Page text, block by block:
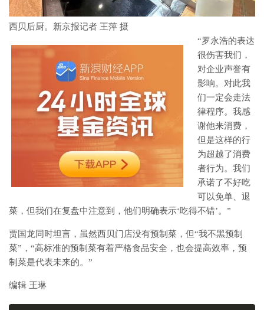
西贝后厨。新京报记者 王萍 摄
“罗永浩的表达
很伤害我们，
对企业声誉有
影响。对此我
们一定会走法
律程序。我感
谢他来消费，
但是这样的行
为超越了消费
者行为。我们
承诺了不好吃
可以免单、退
菜，但我们在复盘中注意到，他们明确表示‘吃得不错’。”
贾国龙同时坦言，虽然西贝门店没有预制菜，但“我不黑预制
菜”，“高标准的预制菜有着严格食品安全，也会提高效率，预
制菜是代表未来的。”
编辑 王琳